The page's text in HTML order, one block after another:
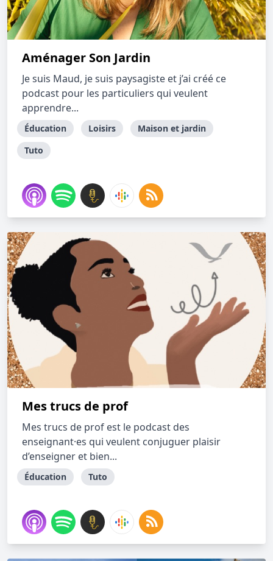
Aménager Son Jardin
Je suis Maud, je suis paysagiste et j’ai créé ce
podcast pour les particuliers qui veulent
apprendre...
Éducation Loisirs
Maison et jardin
Tuto
Mes trucs de prof
Mes trucs de prof est le podcast des
enseignant·es qui veulent conjuguer plaisir
d’enseigner et bien...
Éducation Tuto